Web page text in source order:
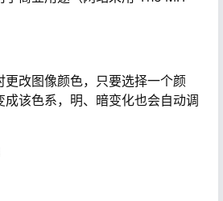
更改图像颜色，只要选择一个颜
该色系，明、暗变化也会自动调